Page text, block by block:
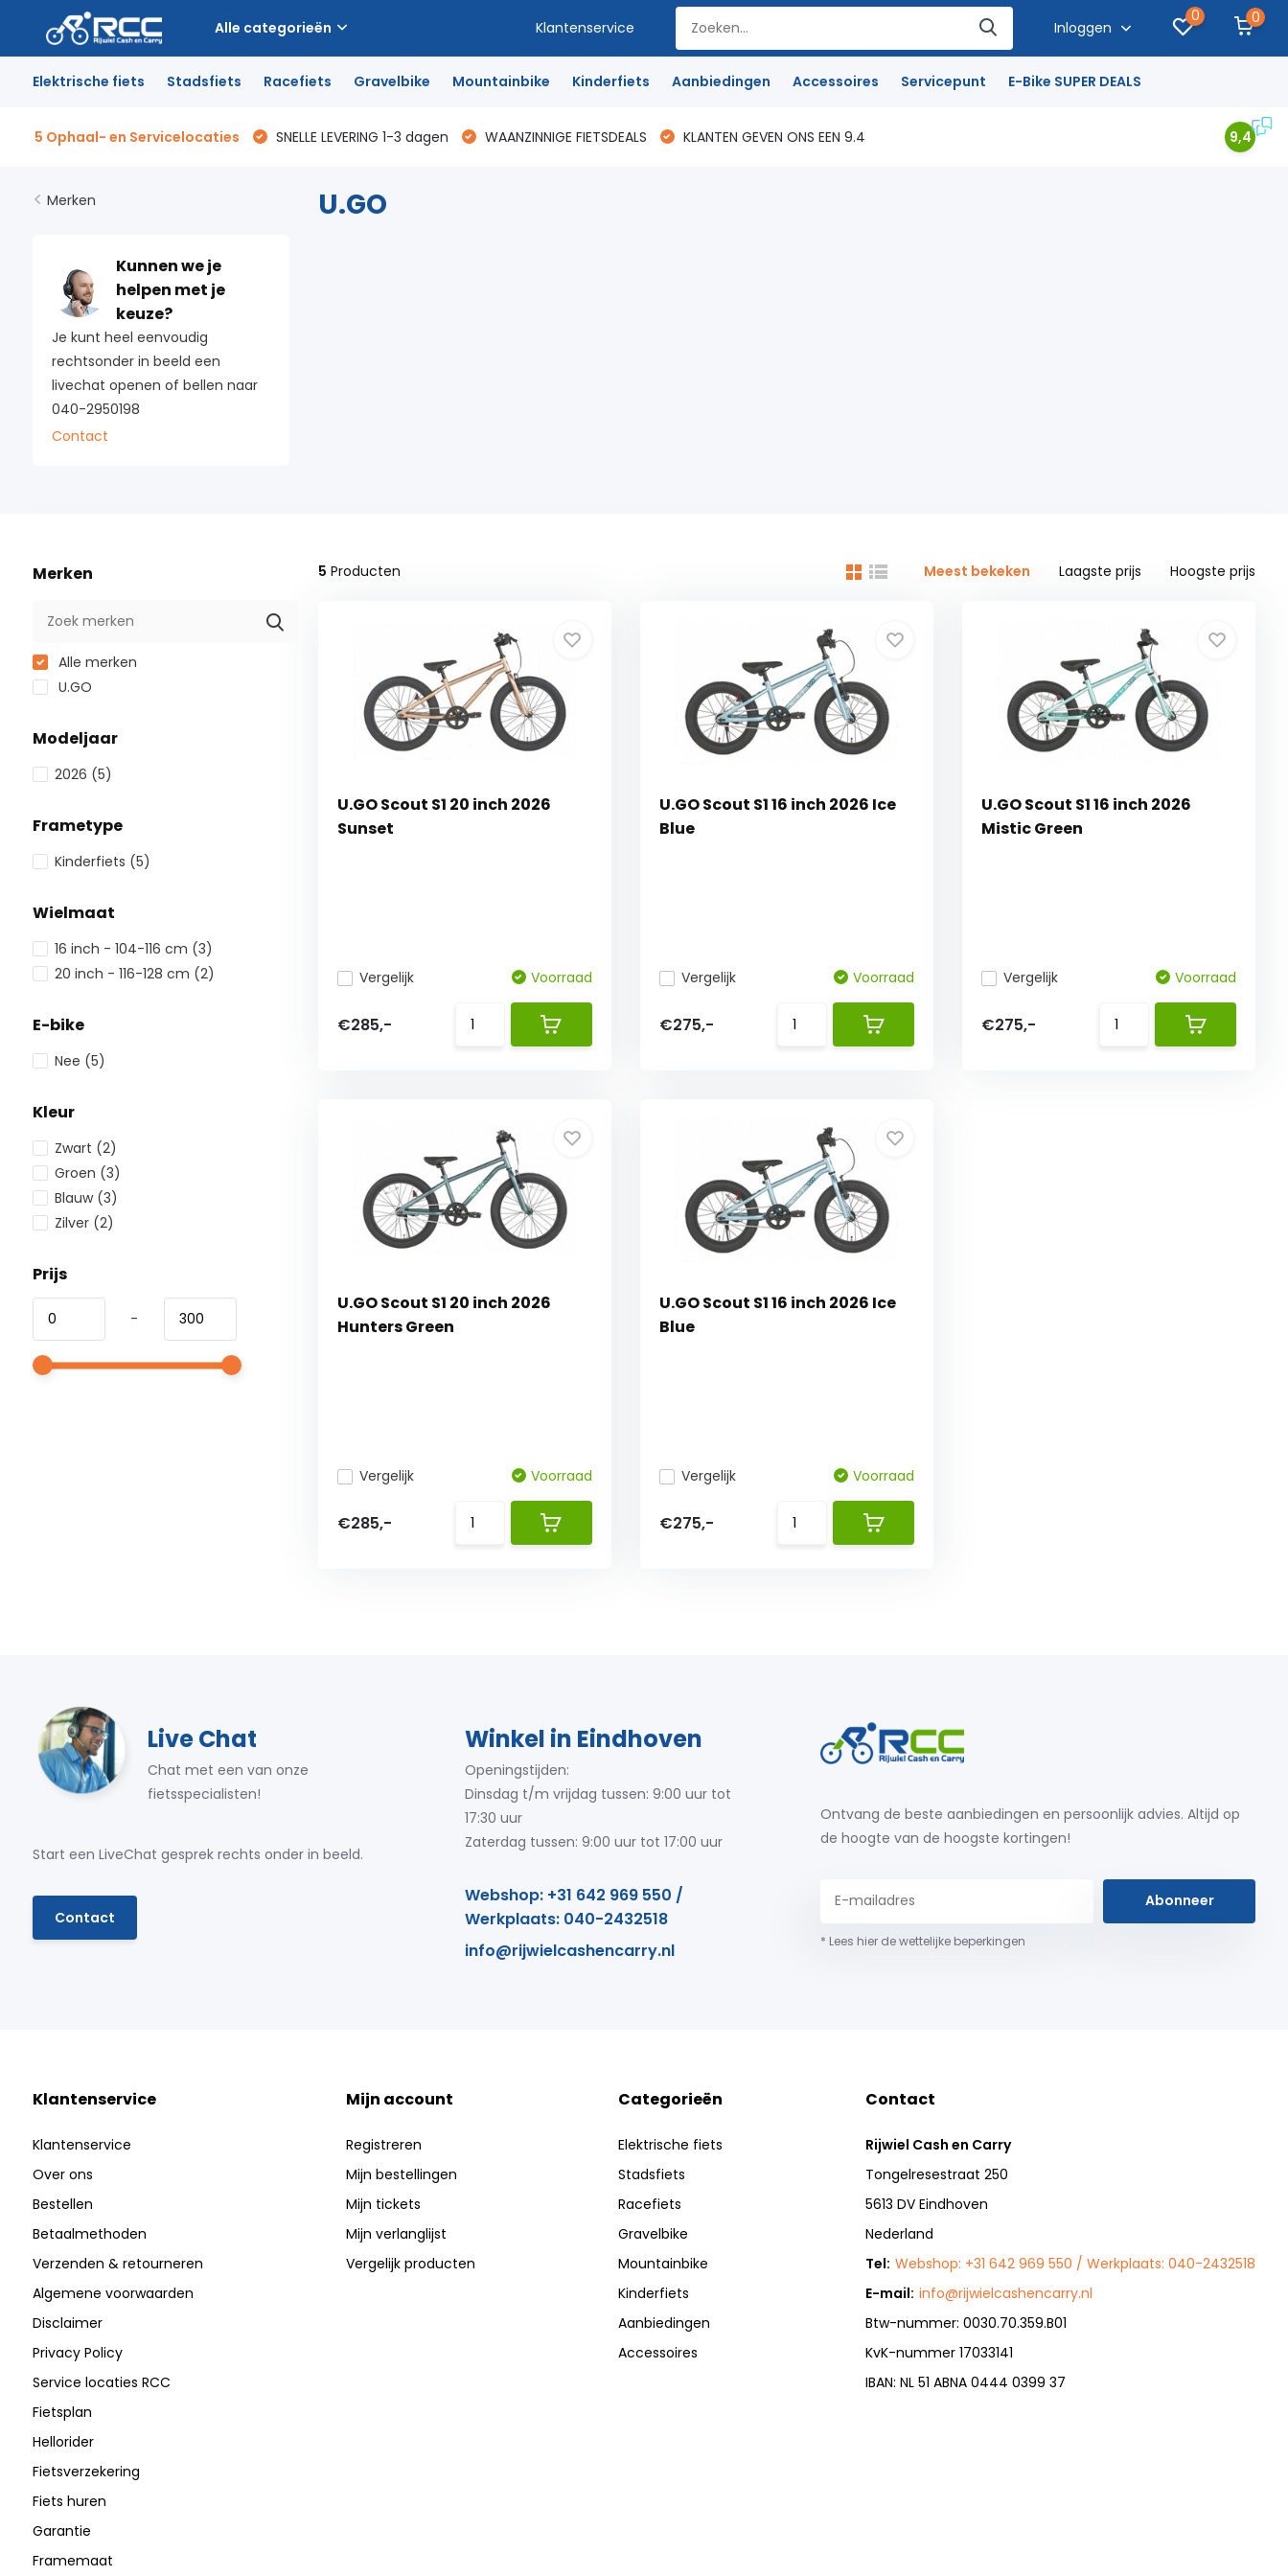
Alle categorieën Klantenservice Inloggen
0 0
Elektrische fiets Stadsfiets Racefiets Gravelbike Mountainbike Kinderfiets Aanbiedingen Accessoires Servicepunt E-Bike SUPER DEALS
5 Ophaal- en Servicelocaties SNELLE LEVERING 1-3 dagen WAANZINNIGE FIETSDEALS KLANTEN GEVEN ONS EEN 9.4 9,4
Merken
Kunnen we je
helpen met je
keuze?
Je kunt heel eenvoudig
rechtsonder in beeld een
livechat openen of bellen naar
040-2950198
Contact
U.GO
Merken
Alle merken
U.GO
Modeljaar
2026 (5)
Frametype
Kinderfiets (5)
Wielmaat
16 inch - 104-116 cm (3)
20 inch - 116-128 cm (2)
E-bike
Nee (5)
Kleur
Zwart (2)
Groen (3)
Blauw (3)
Zilver (2)
Prijs
-
5 Producten Meest bekeken Laagste prijs Hoogste prijs
U.GO Scout S1 20 inch 2026
Sunset
Vergelijk Voorraad
€285,-
U.GO Scout S1 16 inch 2026 Ice
Blue
Vergelijk Voorraad
€275,-
U.GO Scout S1 16 inch 2026
Mistic Green
Vergelijk Voorraad
€275,-
U.GO Scout S1 20 inch 2026
Hunters Green
Vergelijk Voorraad
€285,-
U.GO Scout S1 16 inch 2026 Ice
Blue
Vergelijk Voorraad
€275,-
Live Chat
Chat met een van onze
fietsspecialisten!
Start een LiveChat gesprek rechts onder in beeld.
Contact
Winkel in Eindhoven
Openingstijden:
Dinsdag t/m vrijdag tussen: 9:00 uur tot
17:30 uur
Zaterdag tussen: 9:00 uur tot 17:00 uur
Webshop: +31 642 969 550 /
Werkplaats: 040-2432518
info@rijwielcashencarry.nl
Ontvang de beste aanbiedingen en persoonlijk advies. Altijd op
de hoogte van de hoogste kortingen!
Abonneer
* Lees hier de wettelijke beperkingen
Klantenservice
Klantenservice
Over ons
Bestellen
Betaalmethoden
Verzenden & retourneren
Algemene voorwaarden
Disclaimer
Privacy Policy
Service locaties RCC
Fietsplan
Hellorider
Fietsverzekering
Fiets huren
Garantie
Framemaat
Mijn account
Registreren
Mijn bestellingen
Mijn tickets
Mijn verlanglijst
Vergelijk producten
Categorieën
Elektrische fiets
Stadsfiets
Racefiets
Gravelbike
Mountainbike
Kinderfiets
Aanbiedingen
Accessoires
Contact
Rijwiel Cash en Carry
Tongelresestraat 250
5613 DV Eindhoven
Nederland
Tel: Webshop: +31 642 969 550 / Werkplaats: 040-2432518
E-mail: info@rijwielcashencarry.nl
Btw-nummer: 0030.70.359.B01
KvK-nummer 17033141
IBAN: NL 51 ABNA 0444 0399 37